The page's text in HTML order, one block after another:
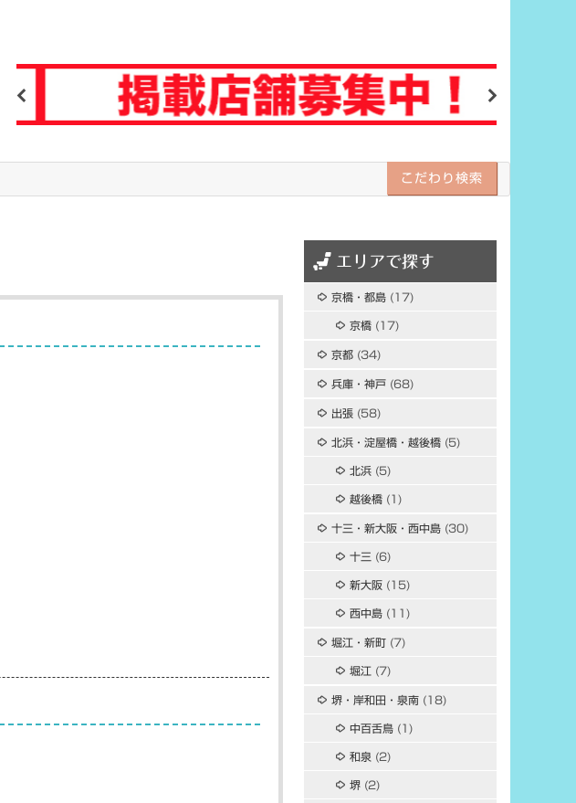
こだわり検索
エリアで探す
京橋・都島 (17)
京橋 (17)
京都 (34)
兵庫・神戸 (68)
出張 (58)
北浜・淀屋橋・越後橋 (5)
北浜 (5)
越後橋 (1)
十三・新大阪・西中島 (30)
十三 (6)
新大阪 (15)
西中島 (11)
堀江・新町 (7)
堀江 (7)
堺・岸和田・泉南 (18)
中百舌鳥 (1)
和泉 (2)
堺 (2)